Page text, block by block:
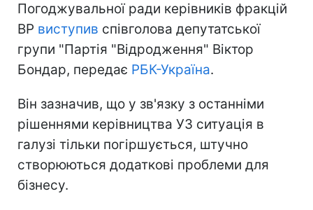
Погоджувальної ради керівників фракцій
ВР виступив співголова депутатської
групи "Партія "Відродження" Віктор
Бондар, передає РБК-Україна.
Він зазначив, що у зв'язку з останніми
рішеннями керівництва УЗ ситуація в
галузі тільки погіршується, штучно
створюються додаткові проблеми для
бізнесу.